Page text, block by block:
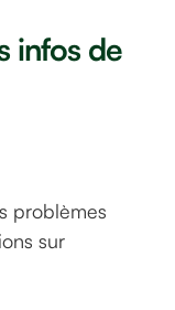
infos de
problèmes
sur